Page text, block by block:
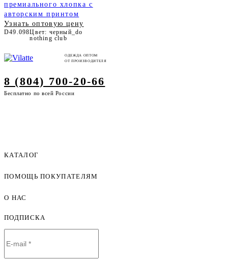
премиального хлопка с
авторским принтом
Узнать оптовую цену
D49.098Цвет: черный_do
nothing club
ОДЕЖДА ОПТОМ
ОТ ПРОИЗВОДИТЕЛЯ
8 (804) 700-20-66
Бесплатно по всей России
КАТАЛОГ
Женская одежда оптом
Мужская одежда оптом
ПОМОЩЬ ПОКУПАТЕЛЯМ
Оплата и доставка
Договор-оферта
Условия сотрудничества
О НАС
ПОДПИСКА